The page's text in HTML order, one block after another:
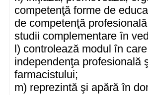
competenţă forme de
de competenţă
studii complementare în
l) controlează modul în
independenţa profesională
farmacistului;
m) reprezintă şi apără în